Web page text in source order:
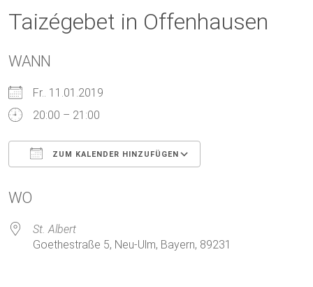
Taizégebet in Offenhausen
WANN
Fr.. 11.01.2019
20:00 – 21:00
ZUM KALENDER HINZUFÜGEN
WO
St. Albert
Goethestraße 5, Neu-Ulm, Bayern, 89231